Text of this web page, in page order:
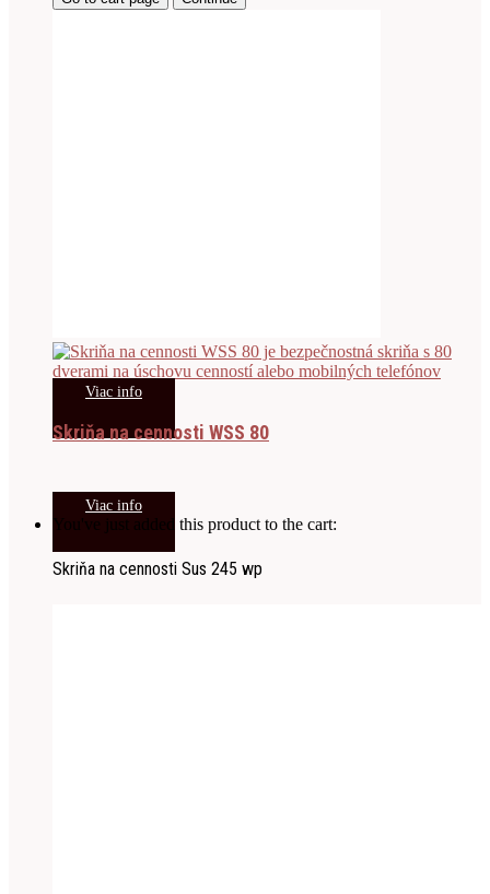
Viac info
Skriňa na cennosti WSS 80
Viac info
You've just added this product to the cart:
Skriňa na cennosti Sus 245 wp